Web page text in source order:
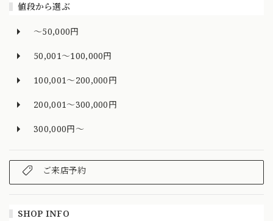
値段から選ぶ
～50,000円
50,001～100,000円
100,001～200,000円
200,001～300,000円
300,000円～
ご来店予約
SHOP INFO